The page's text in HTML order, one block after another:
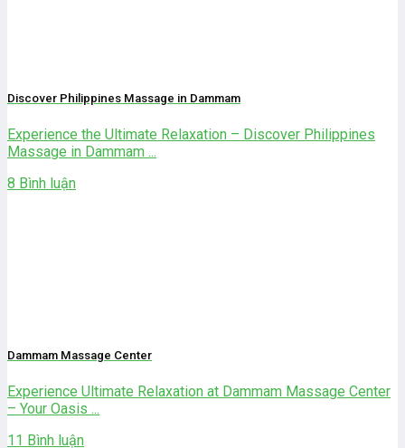
Discover Philippines Massage in Dammam
Experience the Ultimate Relaxation – Discover Philippines
Massage in Dammam ...
8 Bình luận
Dammam Massage Center
Experience Ultimate Relaxation at Dammam Massage Center
– Your Oasis ...
11 Bình luận